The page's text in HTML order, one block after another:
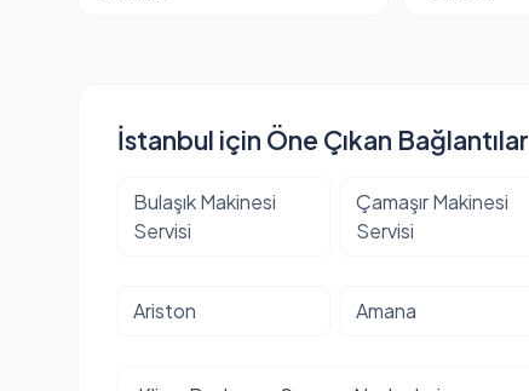
İstanbul için Öne Çıkan Bağlantılar
Bulaşık Makinesi
Servisi
Çamaşır Makinesi
Servisi
Ariston Amana